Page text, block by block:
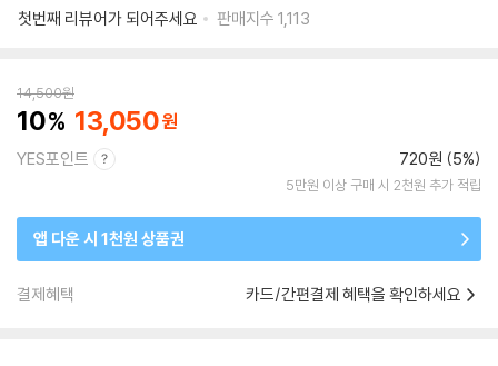
첫번째 리뷰어가 되어주세요
판매지수 1,113
14,500원
10 13,050
YES포인트 720원 (5%)
5만원 이상 구매 시 2천원 추가 적립
앱 다운 시 1천원 상품권
결제혜택 카드/간편결제 혜택을 확인하세요